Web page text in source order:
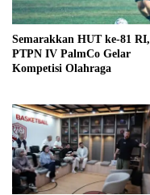
Semarakkan HUT ke-81 RI,
PTPN IV PalmCo Gelar
Kompetisi Olahraga